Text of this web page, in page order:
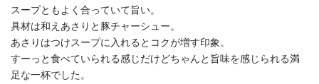
スープともよく合っていて旨い。
具材は和えあさりと豚チャーシュー。
あさりはつけスープに入れるとコクが増す印象。
すーっと食べていられる感じだけどちゃんと旨味を感じられる満
足な一杯でした。